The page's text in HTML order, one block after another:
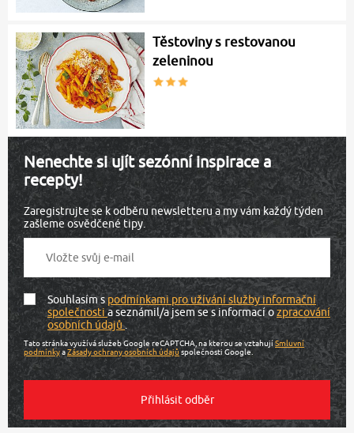
Těstoviny s restovanou
zeleninou
Nenechte si ujít sezónní inspirace a
recepty!
Zaregistrujte se k odběru newsletteru a my vám každý týden
zašleme osvědčené tipy.
Souhlasím spodmínkami pro užívání služby informační
společnostia seznámil/a jsem se s informací ozpracování
osobních údajů.
Tato stránka využívá služeb Google reCAPTCHA, na kterou se vztahujíSmluvní
podmínkyaZásady ochrany osobních údajů společnosti Google.